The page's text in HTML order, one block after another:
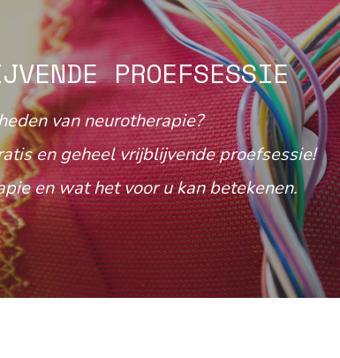
PROEFSESSIE
van neurotherapie?
en geheel vrijblijvende proefsessie!
en wat het voor u kan betekenen.